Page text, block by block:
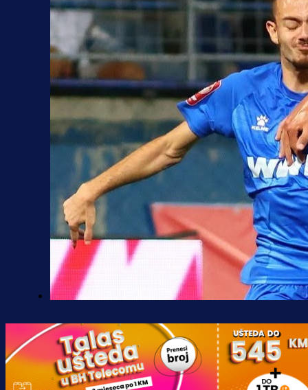
Željo uprkos svim problemima
krenuo pobjedom: Plavi slavili na
Grbavici!